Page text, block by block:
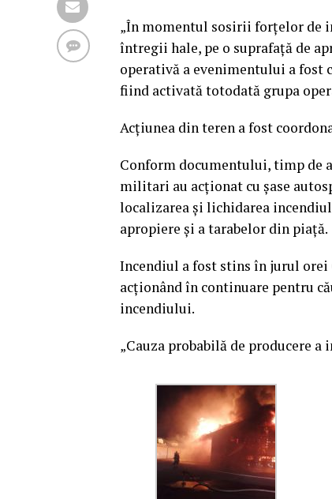
„În momentul sosirii forțelor de
întregii hale, pe o suprafață de
operativă a evenimentului a fost
fiind activată totodată grupa
Acțiunea din teren a fost
Conform documentului, timp de
militari au acționat cu șase
localizarea și lichidarea
apropiere și a tarabelor din piață.
Incendiul a fost stins în jurul orei
acționând în continuare pentru
incendiului.
„Cauza probabilă de producere